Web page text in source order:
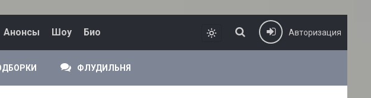
Анонсы Шоу Био Авторизация
ФЛУДИЛЬНЯ